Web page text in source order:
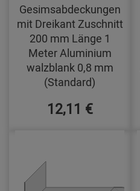
Gesimsabdeckungen
mit Dreikant Zuschnitt
200 mm Länge 1
Meter Aluminium
walzblank 0,8 mm
(Standard)
12,11 €